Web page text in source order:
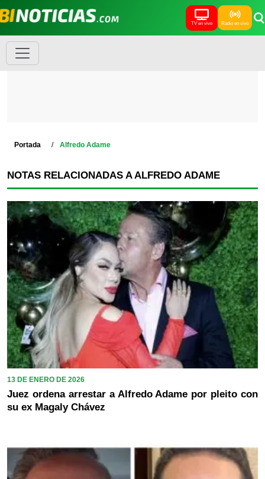
TV en vivo Radio en vivo
Portada Alfredo Adame
NOTAS RELACIONADAS A ALFREDO ADAME
13 DE ENERO DE 2026
Juez ordena arrestar a Alfredo Adame por pleito con
su ex Magaly Chávez